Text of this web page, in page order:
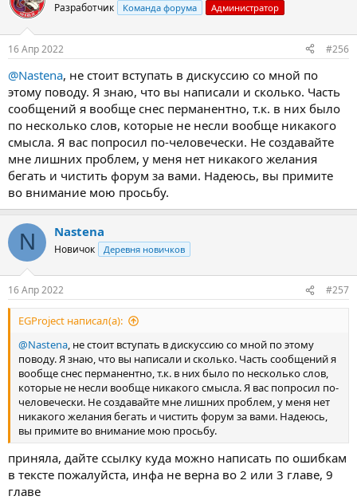
Разработчик Команда форума Администратор
16 Апр 2022 #256
@Nastena, не стоит вступать в дискуссию со мной по
этому поводу. Я знаю, что вы написали и сколько. Часть
сообщений я вообще снес перманентно, т.к. в них было
по несколько слов, которые не несли вообще никакого
смысла. Я вас попросил по-человечески. Не создавайте
мне лишних проблем, у меня нет никакого желания
бегать и чистить форум за вами. Надеюсь, вы примите
во внимание мою просьбу.
N Nastena
Новичок Деревня новичков
16 Апр 2022 #257
EGProject написал(а):
@Nastena, не стоит вступать в дискуссию со мной по этому
поводу. Я знаю, что вы написали и сколько. Часть сообщений я
вообще снес перманентно, т.к. в них было по несколько слов,
которые не несли вообще никакого смысла. Я вас попросил по-
человечески. Не создавайте мне лишних проблем, у меня нет
никакого желания бегать и чистить форум за вами. Надеюсь,
вы примите во внимание мою просьбу.
приняла, дайте ссылку куда можно написать по ошибкам
в тексте пожалуйста, инфа не верна во 2 или 3 главе, 9
главе